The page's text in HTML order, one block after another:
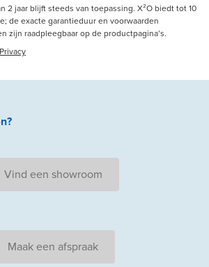
2 jaar blijft steeds van toepassing. X²O biedt tot 10
de exacte garantieduur en voorwaarden
zijn raadpleegbaar op de productpagina’s.
Privacy
?
Vind een showroom
Maak een afspraak